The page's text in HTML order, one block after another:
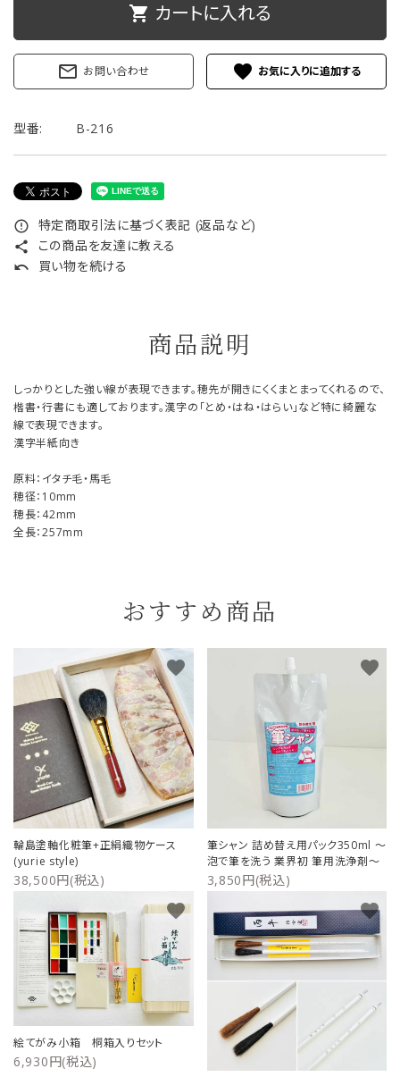
shopping_cart カートに入れる
mail_outline お問い合わせ favorite
型番: B-216
error_outline 特定商取引法に基づく表記 (返品など)
share この商品を友達に教える
undo 買い物を続ける
商品説明
しっかりとした強い線が表現できます。穂先が開きにくくまとまってくれるので、
楷書・行書にも適しております。漢字の「とめ・はね・はらい」など特に綺麗な
線で表現できます。
漢字半紙向き
原料：イタチ毛・馬毛
穂径：10mm
穂長：42mm
全長：257mm
おすすめ商品
輪島塗軸化粧筆+正絹織物ケース
(yurie style)
38,500円(税込)
favorite
筆シャン 詰め替え用パック350ml ～
泡で筆を洗う 業界初 筆用洗浄剤～
3,850円(税込)
favorite
絵てがみ小箱 桐箱入りセット
6,930円(税込)
favorite favorite